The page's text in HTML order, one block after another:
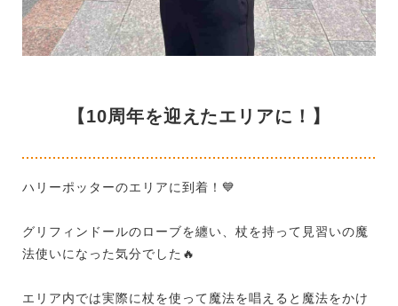
【10周年を迎えたエリアに！】
ハリーポッターのエリアに到着！ 💙
グリフィンドールのローブを纏い、杖を持って見習いの魔
法使いになった気分でした 🔥
エリア内では実際に杖を使って魔法を唱えると魔法をかけ